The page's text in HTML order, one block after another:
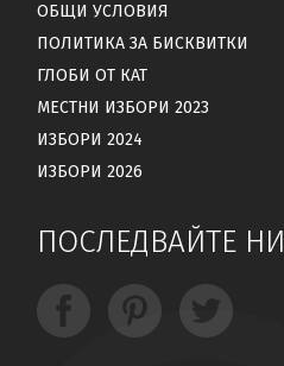
ОБЩИ УСЛОВИЯ
ПОЛИТИКА ЗА БИСКВИТКИ
ГЛОБИ ОТ КАТ
МЕСТНИ ИЗБОРИ 2023
ИЗБОРИ 2024
ИЗБОРИ 2026
ПОСЛЕДВАЙТЕ НИ